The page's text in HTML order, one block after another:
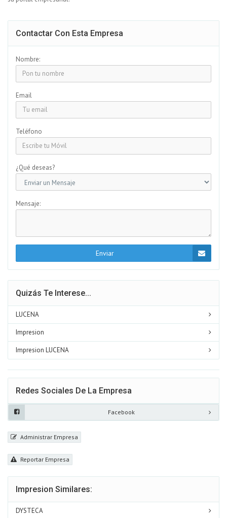
Contactar Con Esta Empresa
Nombre:
Email
Teléfono
¿Qué deseas?
Mensaje:
Enviar
Quizás Te Interese...
LUCENA
Impresion
Impresion LUCENA
Redes Sociales De La Empresa
Facebook
Administrar Empresa
Reportar Empresa
Impresion Similares:
DYSTECA